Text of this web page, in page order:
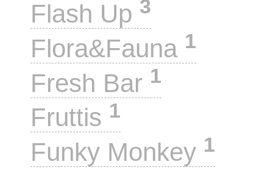
Flash Up 3
Flora&Fauna 1
Fresh Bar 1
Fruttis 1
Funky Monkey 1